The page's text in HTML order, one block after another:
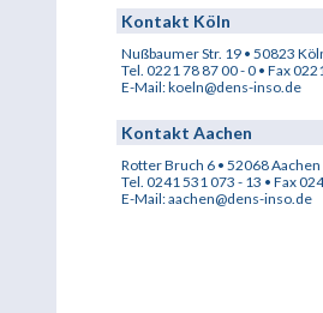
Kontakt Köln
Nußbaumer Str. 19 • 50823
Tel. 0221 78 87 00 - 0 • Fax
E-Mail:koeln@dens-inso.de
Kontakt Aachen
Rotter Bruch 6 • 52068 Aachen
Tel. 0241 531 073 - 13 • Fax
E-Mail:aachen@dens-inso.de